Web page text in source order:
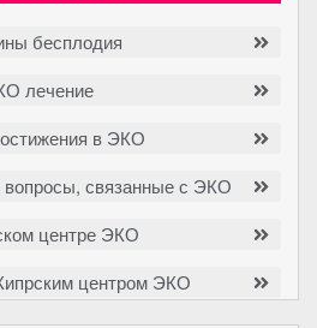
бесплодия
лечение
в ЭКО
связанные с ЭКО
центре ЭКО
центром ЭКО